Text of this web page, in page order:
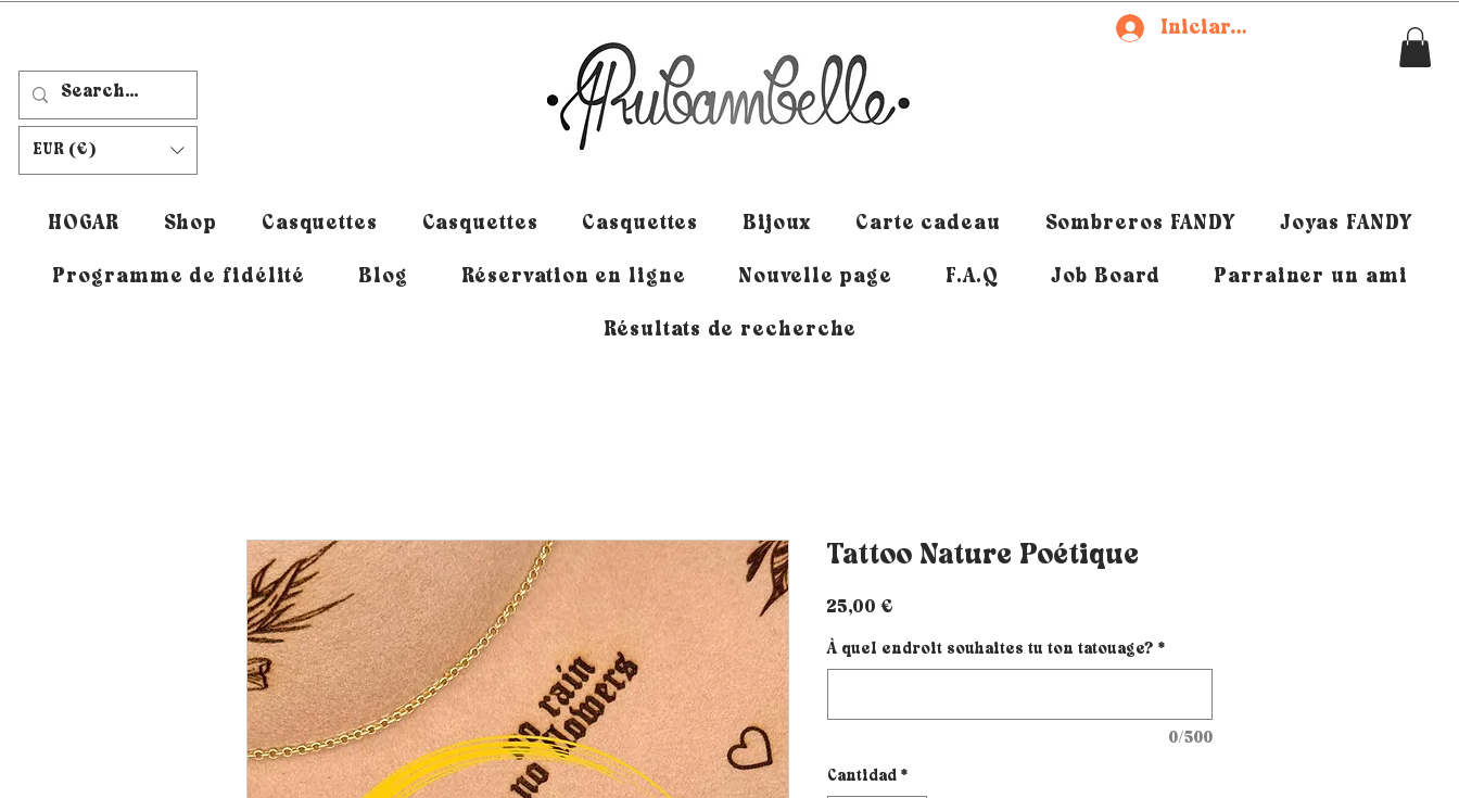
EUR (€)
Iniciar sesión
HOGAR Shop Casquettes Casquettes Casquettes Bijoux Carte cadeau Sombreros FANDY Joyas FANDY
Programme de fidélité Blog Réservation en ligne Nouvelle page F.A.Q Job Board Parrainer un ami
Résultats de recherche
Tattoo Nature Poétique
25,00 €
À quel endroit souhaites tu ton tatouage? *
0/500
Cantidad *